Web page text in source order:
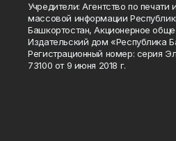
Учредители: Агентство по печати
массовой информации
Башкортостан, Акционерное
Издательский дом «Республика
Регистрационный номер: серия
73100 от 9 июня 2018 г.